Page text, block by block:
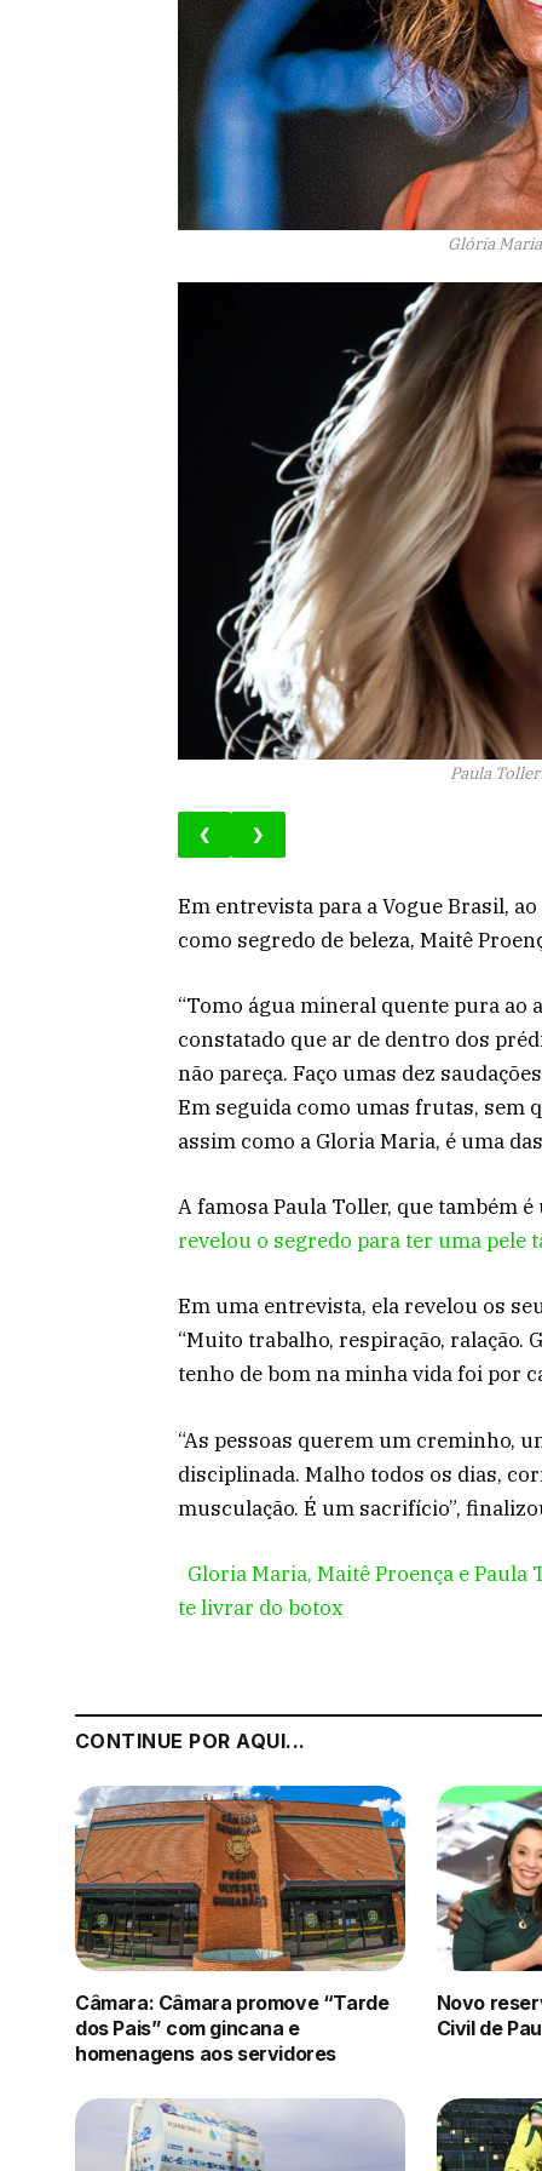
Glória
Paula
❮ ❯
Em entrevista para a Vogue Brasil,
como segredo de beleza, Maitê
“Tomo água mineral quente pura ao
constatado que ar de dentro dos
não pareça. Faço umas dez
Em seguida como umas frutas, sem
assim como a Gloria Maria, é uma
A famosa Paula Toller, que também
revelou o segredo para ter uma pele
Em uma entrevista, ela revelou os
“Muito trabalho, respiração, ralação.
tenho de bom na minha vida foi por
“As pessoas querem um creminho,
disciplinada. Malho todos os dias,
musculação. É um sacrifício”,
Gloria Maria, Maitê Proença e
te livrar do botox
CONTINUE POR AQUI...
Câmara: Câmara promove “Tarde
dos Pais” com gincana e
homenagens aos servidores
Novo
Civil de